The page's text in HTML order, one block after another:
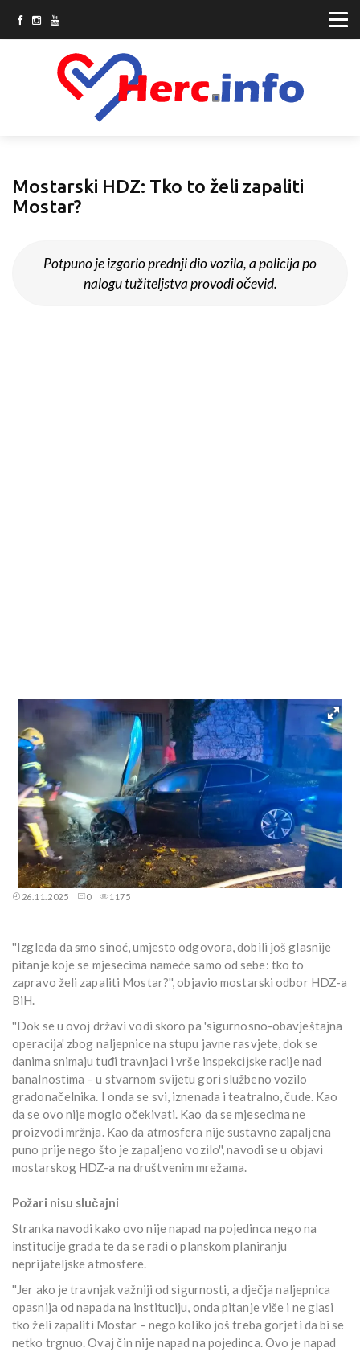
Mostarski HDZ: Tko to želi zapaliti
Mostar?
Potpuno je izgorio prednji dio vozila, a policija po
nalogu tužiteljstva provodi očevid.
26.11.2025 0 1175
''Izgleda da smo sinoć, umjesto odgovora, dobili još glasnije
pitanje koje se mjesecima nameće samo od sebe: tko to
zapravo želi zapaliti Mostar?'', objavio mostarski odbor HDZ-a
BiH.
''Dok se u ovoj državi vodi skoro pa 'sigurnosno-obavještajna
operacija' zbog naljepnice na stupu javne rasvjete, dok se
danima snimaju tuđi travnjaci i vrše inspekcijske racije nad
banalnostima – u stvarnom svijetu gori službeno vozilo
gradonačelnika. I onda se svi, iznenada i teatralno, čude. Kao
da se ovo nije moglo očekivati. Kao da se mjesecima ne
proizvodi mržnja. Kao da atmosfera nije sustavno zapaljena
puno prije nego što je zapaljeno vozilo'', navodi se u objavi
mostarskog HDZ-a na društvenim mrežama.
Požari nisu slučajni
Stranka navodi kako ovo nije napad na pojedinca nego na
institucije grada te da se radi o planskom planiranju
neprijateljske atmosfere.
''Jer ako je travnjak važniji od sigurnosti, a dječja naljepnica
opasnija od napada na instituciju, onda pitanje više i ne glasi
tko želi zapaliti Mostar – nego koliko još treba gorjeti da bi se
netko trgnuo. Ovaj čin nije napad na pojedinca. Ovo je napad